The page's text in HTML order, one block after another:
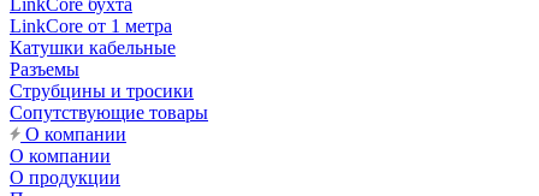
LinkCore бухта
LinkCore от 1 метра
Катушки кабельные
Разъемы
Струбцины и тросики
Сопутствующие товары
О компании
О компании
О продукции